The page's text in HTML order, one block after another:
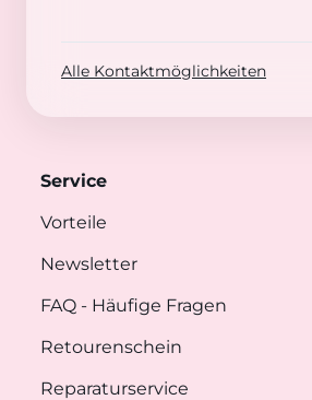
Alle Kontaktmöglichkeiten
Service
Vorteile
Newsletter
FAQ - Häufige Fragen
Retourenschein
Reparaturservice